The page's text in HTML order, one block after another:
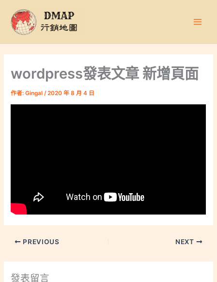
wordpress發表文章 新增頁面
作者:Gingal/2020 年 8 月 4 日
PREVIOUS NEXT
發表留言